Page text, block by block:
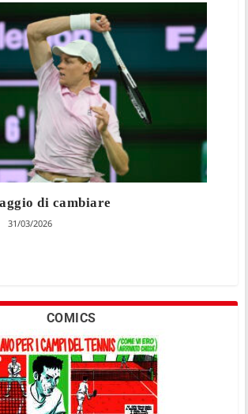
di cambiare
31/03/2026
COMICS